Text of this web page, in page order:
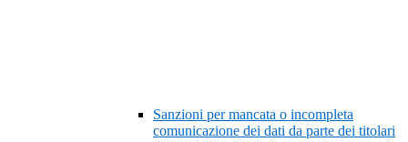
Sanzioni per mancata o incompleta
comunicazione dei dati da parte dei titolari